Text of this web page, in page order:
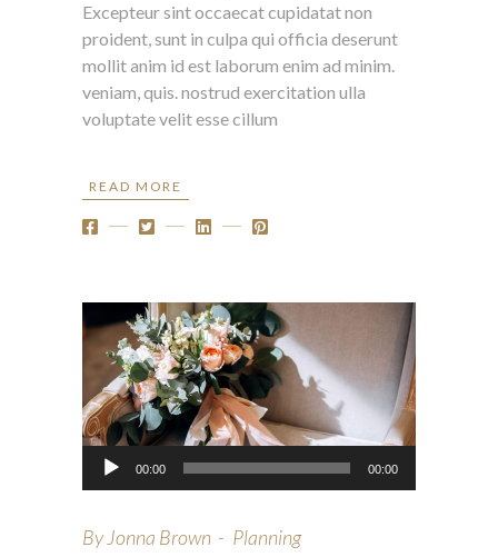
Excepteur sint occaecat cupidatat non
proident, sunt in culpa qui officia deserunt
mollit anim id est laborum enim ad minim.
veniam, quis. nostrud exercitation ulla
voluptate velit esse cillum
READ MORE
Audio
00:00 00:00
By Jonna Brown Planning